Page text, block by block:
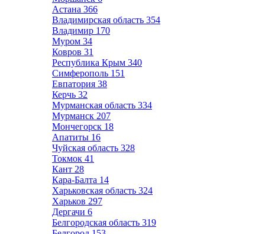
Астана 366
Владимирская область 354
Владимир 170
Муром 34
Ковров 31
Республика Крым 340
Симферополь 151
Евпатория 38
Керчь 32
Мурманская область 334
Мурманск 207
Мончегорск 18
Апатиты 16
Чуйская область 328
Токмок 41
Кант 28
Кара-Балта 14
Харьковская область 324
Харьков 297
Дергачи 6
Белгородская область 319